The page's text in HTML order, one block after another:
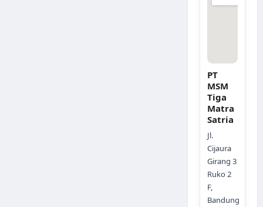
PT
MSM
Tiga
Matra
Satria
Jl.
Cijaura
Girang 3
Ruko 2
F,
Bandung